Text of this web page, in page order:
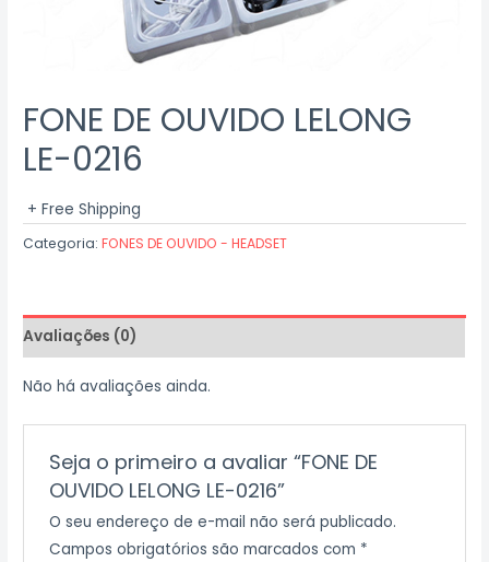
FONE DE OUVIDO LELONG
LE-0216
+ Free Shipping
Categoria:FONES DE OUVIDO - HEADSET
Avaliações (0)
Não há avaliações ainda.
Seja o primeiro a avaliar “FONE DE
OUVIDO LELONG LE-0216”
O seu endereço de e-mail não será publicado.
Campos obrigatórios são marcados com *